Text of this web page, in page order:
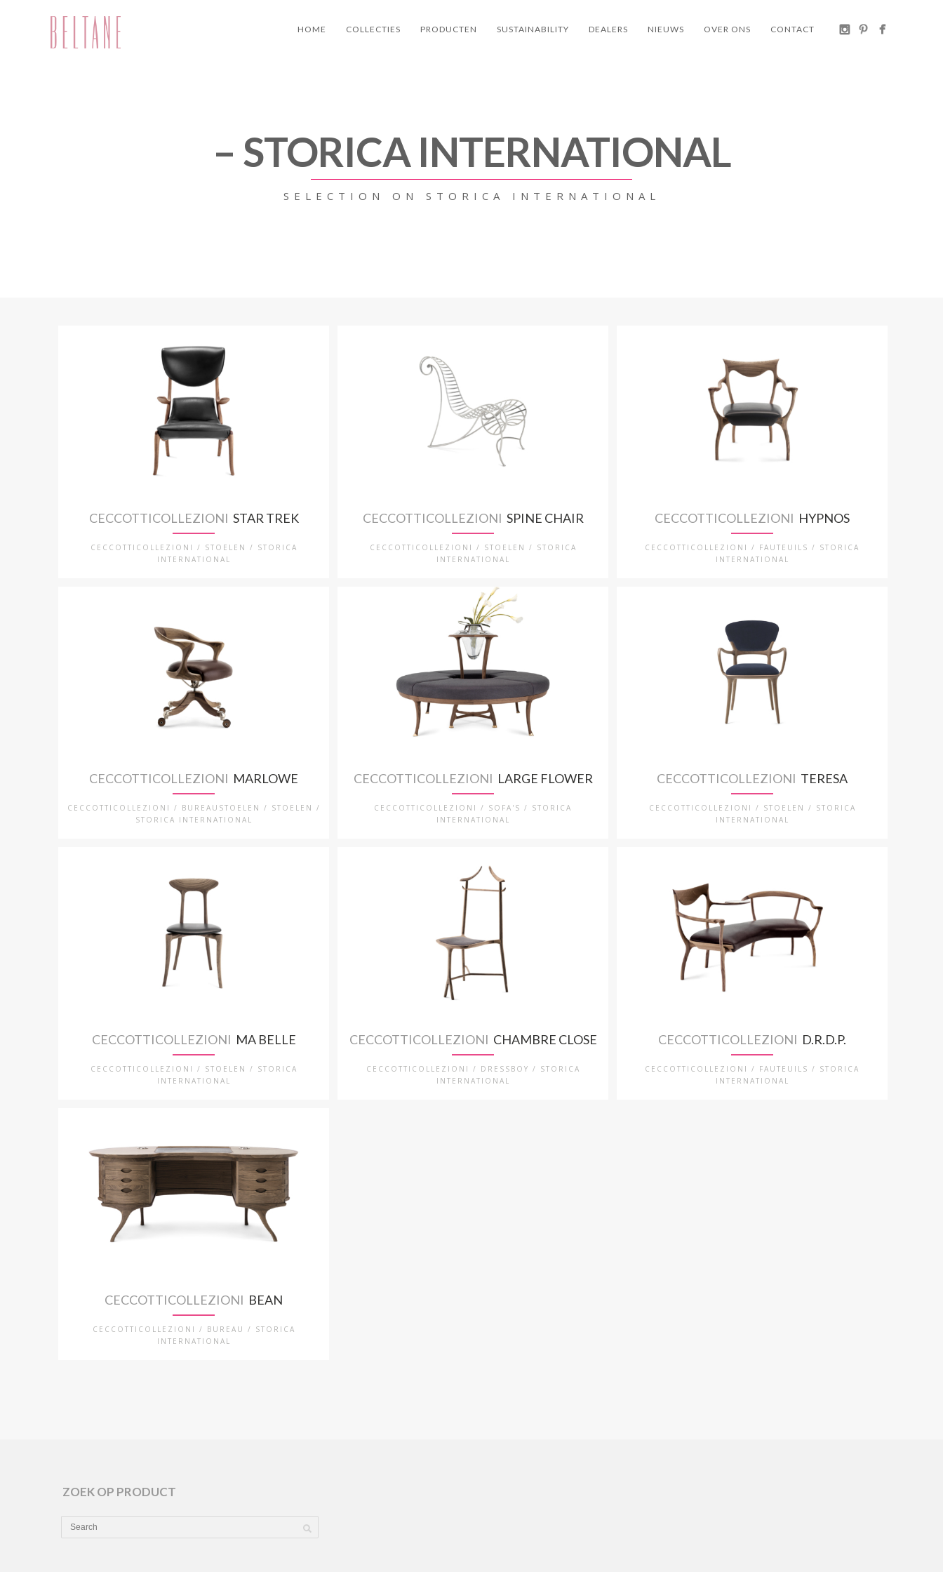
HOME COLLECTIES PRODUCTEN SUSTAINABILITY DEALERS NIEUWS OVER ONS CONTACT
– STORICA INTERNATIONAL
SELECTION ON STORICA INTERNATIONAL
CECCOTTICOLLEZIONI STAR TREK
CECCOTTICOLLEZIONI / STOELEN / STORICA
INTERNATIONAL
CECCOTTICOLLEZIONI SPINE CHAIR
CECCOTTICOLLEZIONI / STOELEN / STORICA
INTERNATIONAL
CECCOTTICOLLEZIONI HYPNOS
CECCOTTICOLLEZIONI / FAUTEUILS / STORICA
INTERNATIONAL
CECCOTTICOLLEZIONI MARLOWE
CECCOTTICOLLEZIONI / BUREAUSTOELEN / STOELEN /
STORICA INTERNATIONAL
CECCOTTICOLLEZIONI LARGE FLOWER
CECCOTTICOLLEZIONI / SOFA'S / STORICA
INTERNATIONAL
CECCOTTICOLLEZIONI TERESA
CECCOTTICOLLEZIONI / STOELEN / STORICA
INTERNATIONAL
CECCOTTICOLLEZIONI MA BELLE
CECCOTTICOLLEZIONI / STOELEN / STORICA
INTERNATIONAL
CECCOTTICOLLEZIONI CHAMBRE CLOSE
CECCOTTICOLLEZIONI / DRESSBOY / STORICA
INTERNATIONAL
CECCOTTICOLLEZIONI D.R.D.P.
CECCOTTICOLLEZIONI / FAUTEUILS / STORICA
INTERNATIONAL
CECCOTTICOLLEZIONI BEAN
CECCOTTICOLLEZIONI / BUREAU / STORICA
INTERNATIONAL
ZOEK OP PRODUCT